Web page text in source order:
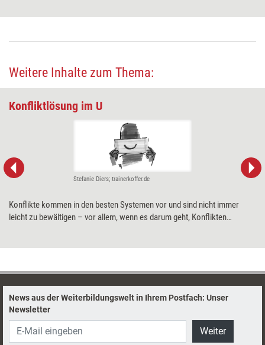
Weitere Inhalte zum Thema:
Konfliktlösung im U
Stefanie Diers; trainerkoffer.de
Konflikte kommen in den besten Systemen vor und sind nicht immer
leicht zu bewältigen – vor allem, wenn es darum geht, Konflikten
News aus der Weiterbildungswelt in Ihrem Postfach: Unser
Newsletter
Weiter